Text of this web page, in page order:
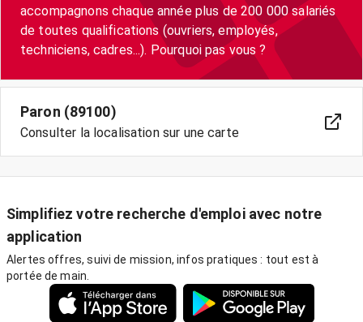
accompagnons chaque année plus de 200 000 salariés
de toutes qualifications (ouvriers, employés,
techniciens, cadres...). Pourquoi pas vous ?
Paron (89100)
Consulter la localisation sur une carte
Simplifiez votre recherche d'emploi avec notre
application
Alertes offres, suivi de mission, infos pratiques : tout est à
portée de main.